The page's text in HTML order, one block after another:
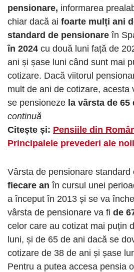
pensionare, informarea
chiar dacă ai foarte mulți ani
standard de pensionare în
în 2024 cu două luni față de
ani și șase luni când sunt mai
cotizare. Dacă viitorul
mult de ani de cotizare, acesta
se pensioneze la vârsta de 65
continuă
Citește și: Pensiile din
Principalele prevederi ale
Vârsta de pensionare standard
fiecare an în cursul unei
a început în 2013 și se va
vârsta de pensionare va fi de
celor care au cotizat mai puțin
luni, și de 65 de ani dacă se
cotizare de 38 de ani și șase
Pentru a putea accesa pensia